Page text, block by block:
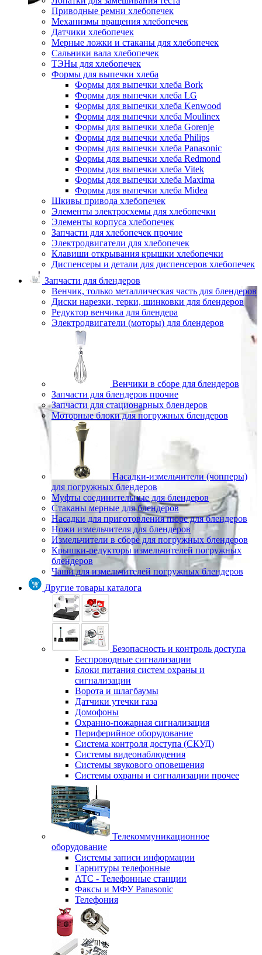
Приводные ремни хлебопечек
Механизмы вращения хлебопечек
Датчики хлебопечек
Мерные ложки и стаканы для хлебопечек
Сальники вала хлебопечек
ТЭНы для хлебопечек
Формы для выпечки хлеба
Формы для выпечки хлеба Bork
Формы для выпечки хлеба LG
Формы для выпечки хлеба Kenwood
Формы для выпечки хлеба Moulinex
Формы для выпечки хлеба Gorenje
Формы для выпечки хлеба Philips
Формы для выпечки хлеба Panasonic
Формы для выпечки хлеба Redmond
Формы для выпечки хлеба Vitek
Формы для выпечки хлеба Maxima
Формы для выпечки хлеба Midea
Шкивы привода хлебопечек
Элементы электросхемы для хлебопечки
Элементы корпуса хлебопечек
Запчасти для хлебопечек прочие
Электродвигатели для хлебопечек
Клавиши открывания крышки хлебопечки
Диспенсеры и детали для диспенсеров хлебопечек
Запчасти для блендеров
Венчик, только металлическая часть для блендеров
Диски нарезки, терки, шинковки для блендеров
Редуктор венчика для блендера
Электродвигатели (моторы) для блендеров
Венчики в сборе для блендеров
Запчасти для блендеров прочие
Запчасти для стационарных блендеров
Моторные блоки для погружных блендеров
Насадки-измельчители (чопперы)
для погружных блендеров
Муфты соединительные для блендеров
Стаканы мерные для блендеров
Насадки для приготовления пюре для блендеров
Ножи измельчителя для блендеров
Измельчители в сборе для погружных блендеров
Крышки-редукторы измельчителей погружных
блендеров
Чаши для измельчителей погружных блендеров
Другие товары каталога
Безопасность и контроль доступа
Беспроводные сигнализации
Блоки питания систем охраны и
сигнализации
Ворота и шлагбаумы
Датчики утечки газа
Домофоны
Охранно-пожарная сигнализация
Периферийное оборудование
Система контроля доступа (СКУД)
Системы видеонаблюдения
Системы звукового оповещения
Системы охраны и сигнализации прочее
Телекоммуникационное
оборудование
Системы записи информации
Гарнитуры телефонные
АТС - Телефонные станции
Факсы и МФУ Panasonic
Телефония